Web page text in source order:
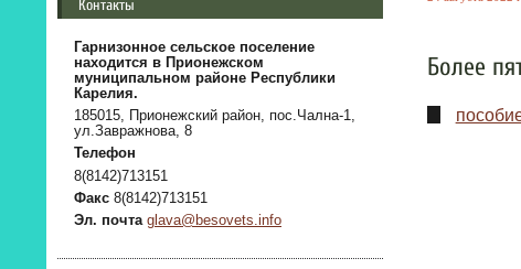
Контакты
Гарнизонное сельское поселение
находится в Прионежском
муниципальном районе Республики
Карелия.
185015, Прионежский район, пос.Чална-1,
ул.Завражнова, 8
Телефон
8(8142)713151
Факс 8(8142)713151
Эл. почта glava@besovets.info
Более